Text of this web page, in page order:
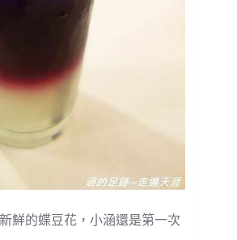
鮮的蝶豆花，小涵還是第一次